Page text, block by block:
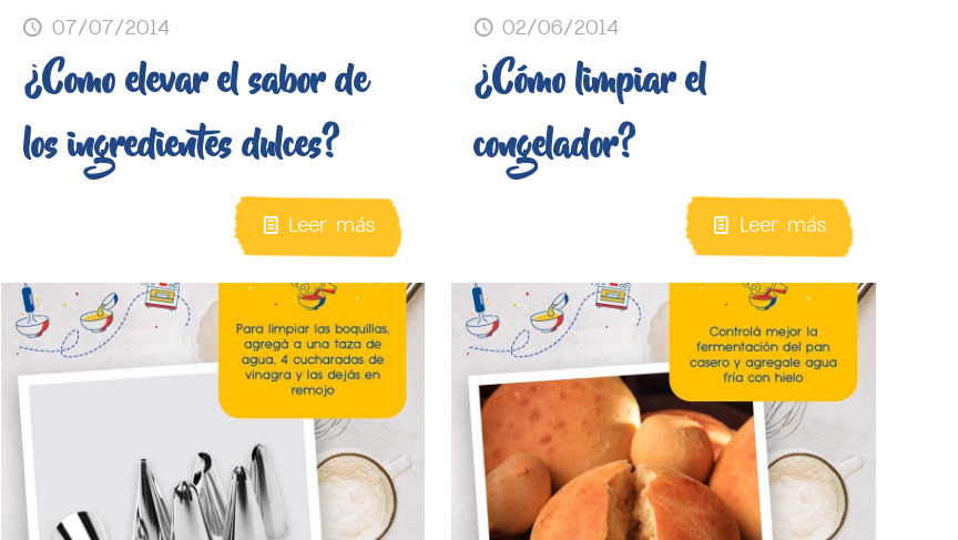
07/07/2014
¿Como elevar el sabor de
los ingredientes dulces?
Leer más
02/06/2014
¿Cómo limpiar el
congelador?
Leer más